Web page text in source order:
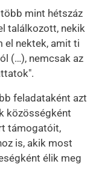
mint hétszáz
találkozott, nekik
el nektek, amit ti
(…), nemcsak az
feladataként azt
közösségként
támogatóit,
is, akik most
élik meg